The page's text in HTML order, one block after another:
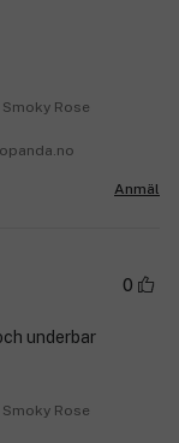
Rose
Anmäl
0
underbar
Rose